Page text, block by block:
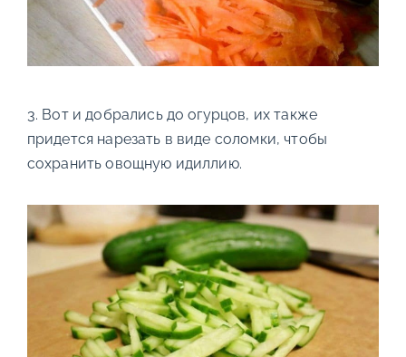
3. Вот и добрались до огурцов, их также
придется нарезать в виде соломки, чтобы
сохранить овощную идиллию.